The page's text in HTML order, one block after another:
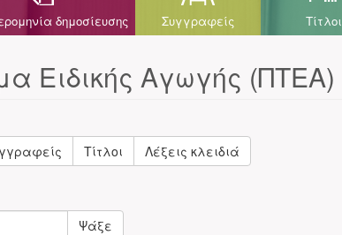
δημοσίευσης Συγγραφείς Τίτλοι
Ειδικής Αγωγής (ΠΤΕΑ)
Τίτλοι Λέξεις κλειδιά
Ψάξε